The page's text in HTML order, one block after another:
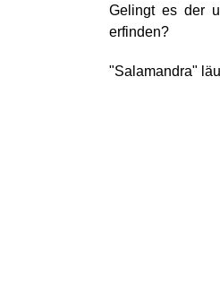
Gelingt es der
erfinden?
"Salamandra"